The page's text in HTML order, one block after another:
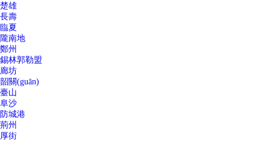
楚雄
長壽
臨夏
隴南地
鄭州
錫林郭勒盟
廊坊
韶關(guān)
臺山
阜沙
防城港
荊州
厚街